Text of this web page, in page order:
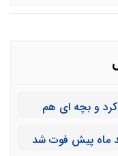
و بچه ای هم
ماه پیش فوت شد